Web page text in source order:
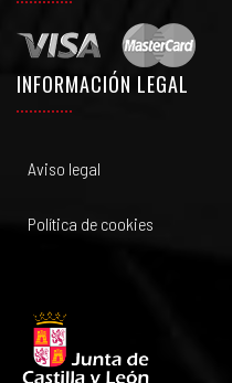
INFORMACIÓN LEGAL
Aviso legal
Política de cookies